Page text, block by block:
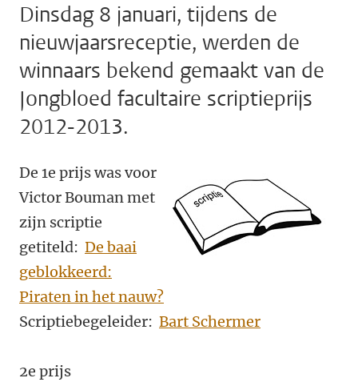
Dinsdag 8 januari, tijdens de
nieuwjaarsreceptie, werden de
winnaars bekend gemaakt van de
Jongbloed facultaire scriptieprijs
2012-2013.
De 1e prijs was voor
Victor Bouman met
zijn scriptie
getiteld: De baai
geblokkeerd:
Piraten in het nauw?
Scriptiebegeleider: Bart Schermer
2e prijs